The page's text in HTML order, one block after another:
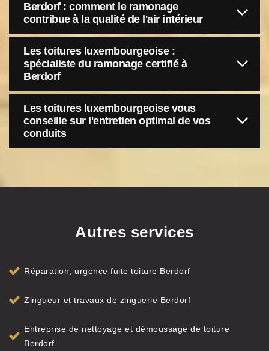
Berdorf : comment le ramonage
contribue à la qualité de l'air intérieur
Les toitures luxembourgeoise :
spécialiste du ramonage certifié à
Berdorf
Les toitures luxembourgeoise vous
conseille sur l'entretien optimal de vos
conduits
Autres services
Réparation, urgence fuite toiture Berdorf
Zingueur et travaux de zinguerie Berdorf
Entreprise de nettoyage et démoussage de toiture
Berdorf